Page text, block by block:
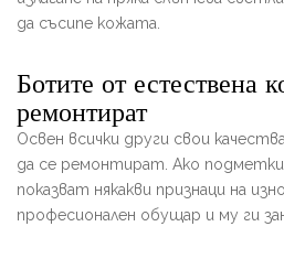
да съсипе кожата.
Ботите от естествена
ремонтират
Освен всички други свои
да се ремонтират. Ако
показват някакви признаци на
професионален обущар и му ги